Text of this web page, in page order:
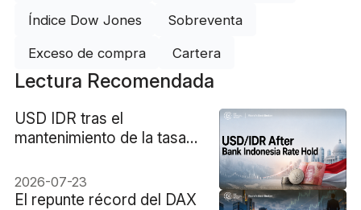
Índice Dow Jones Sobreventa
Exceso de compra Cartera
Lectura Recomendada
USD IDR tras el
mantenimiento de la tasa
Indonesia
2026-07-23
El repunte récord del DAX